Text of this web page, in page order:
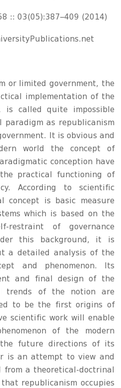
:: 03(05):387–409 (2014)
or limited government, the
implementation of the
is called quite impossible
as republicanism
It is obvious and
world the concept of
conception have
practical functioning of
According to scientific
concept is basic measure
which is based on the
of governance
this background, it is
a detailed analysis of the
and phenomenon. Its
and final design of the
trends of the notion are
to be the first origins of
scientific work will enable
of the modern
future directions of its
is an attempt to view and
from a theoretical-doctrinal
republicanism occupies